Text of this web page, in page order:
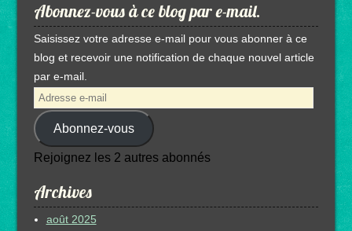
Abonnez-vous à ce blog par e-mail.
Saisissez votre adresse e-mail pour vous abonner à ce
blog et recevoir une notification de chaque nouvel article
par e-mail.
Adresse
e-
mail Abonnez-vous
Rejoignez les 2 autres abonnés
Archives
août 2025